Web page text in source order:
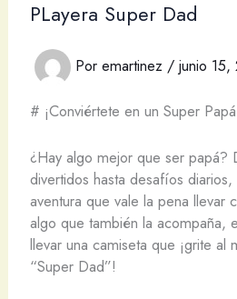
PLayera Super Dad
Por emartinez / junio 15,
# ¡Conviértete en un Super
¿Hay algo mejor que ser papá?
divertidos hasta desafíos
aventura que vale la pena llevar
algo que también la acompaña,
llevar una camiseta que ¡grite al
“Super Dad”!